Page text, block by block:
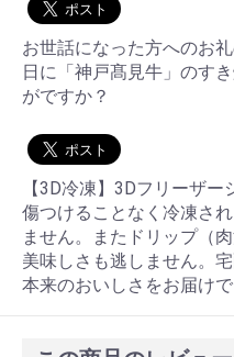
お世話になった方へのお
日に「神戸髙見牛」のす
がですか？
【3D冷凍】3Dフリーザ
傷つけることなく冷凍さ
ません。またドリップ（
美味しさも逃しません。
本来のおいしさをお届けで